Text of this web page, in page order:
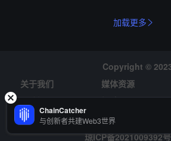
示：“此次 BRC-20 分叉是首个元协议分叉
加载更多
Copyright ©
关于我们
媒体资源
风险提示
招聘
琼ICP备2021009392号
ChainCatcher
与创新者共建Web3世界